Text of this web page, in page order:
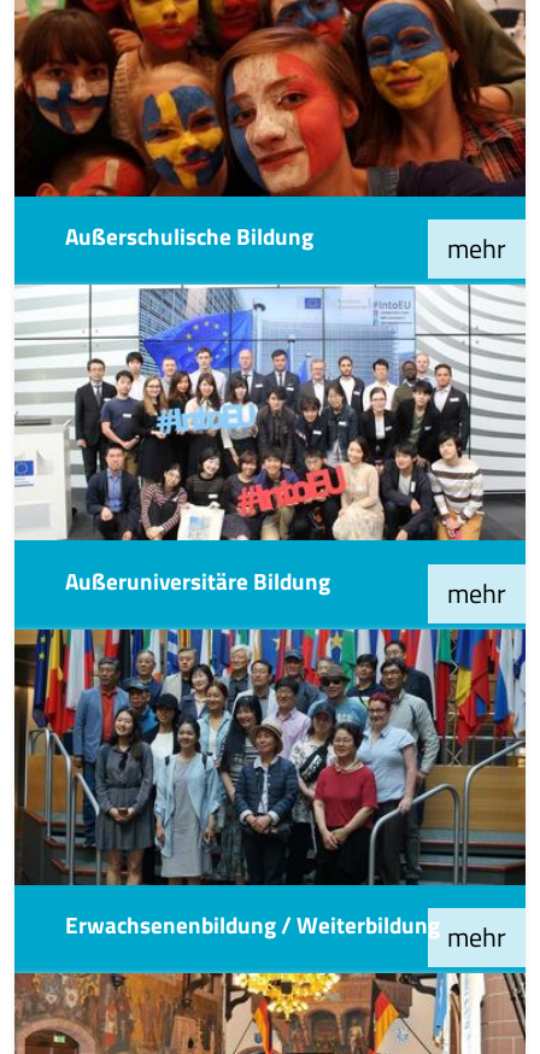
Außerschulische Bildung mehr
Außeruniversitäre Bildung mehr
Erwachsenenbildung / Weiterbildung mehr